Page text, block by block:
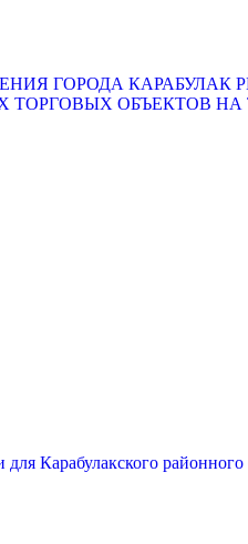
ГОРОДА КАРАБУЛАК
ОБЪЕКТОВ НА
Карабулакского